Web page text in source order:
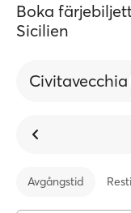
Boka
Sicilien
Civitavecchia
Avgångstid